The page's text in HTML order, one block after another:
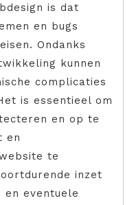
is dat
en bugs
Ondanks
kunnen
complicaties
is essentieel om
en op te
en
te
inzet
en eventuele